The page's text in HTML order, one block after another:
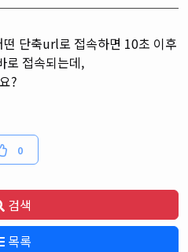
단축url로 접속하면 10초 이후
로 접속되는데,
?
0
검색
목록